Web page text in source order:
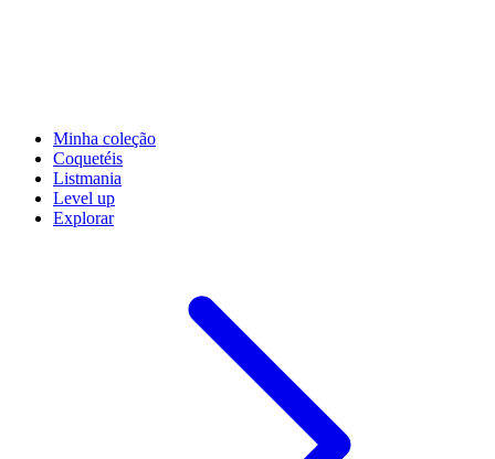
Minha coleção
Coquetéis
Listmania
Level up
Explorar